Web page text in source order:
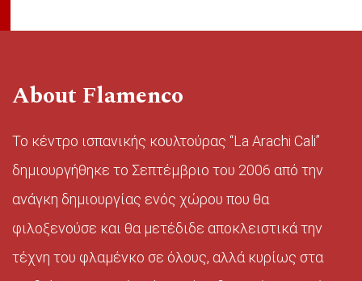
About Flamenco
Το κέντρο ισπανικής κουλτούρας “La Arachi Cali”
δημιουργήθηκε το Σεπτέμβριο του 2006 από την
ανάγκη δημιουργίας ενός χώρου που θα
φιλοξενούσε και θα μετέδιδε αποκλειστικά την
τέχνη του φλαμένκο σε όλους, αλλά κυρίως στα